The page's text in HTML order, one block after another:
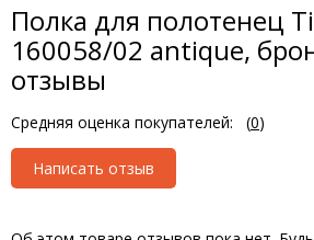
Полка для полотенец
160058/02 antique,
отзывы
Средняя оценка покупателей: (0)
Написать отзыв